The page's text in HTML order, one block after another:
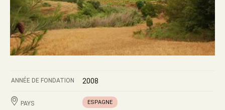
ANNÉE DE FONDATION 2008
PAYS ESPAGNE